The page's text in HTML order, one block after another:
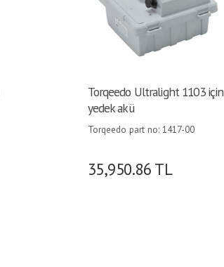
Torqeedo Ultralight 1103 için
yedek akü
Torqeedo part no: 1417-00
35,950.86 TL